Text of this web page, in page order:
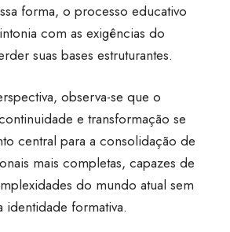
forma, o processo educativo
com as exigências do
suas bases estruturantes.
observa-se que o
e transformação se
central para a consolidação de
mais completas, capazes de
do mundo atual sem
identidade formativa.